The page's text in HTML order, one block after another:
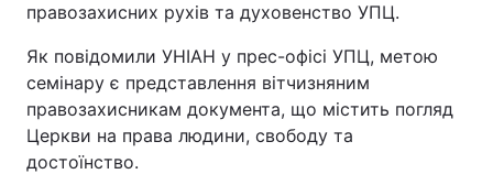
правозахисних рухів та духовенство УПЦ.
Як повідомили УНІАН у прес-офісі УПЦ, метою
семінару є представлення вітчизняним
правозахисникам документа, що містить погляд
Церкви на права людини, свободу та
достоїнство.